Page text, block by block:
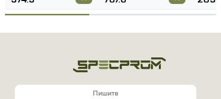
Цвет: Серый с оранжевыми и черными
вставками
Производитель: ART.MAS
Сертификат CE Cat. I, PN-EN 340:2006
Пишите